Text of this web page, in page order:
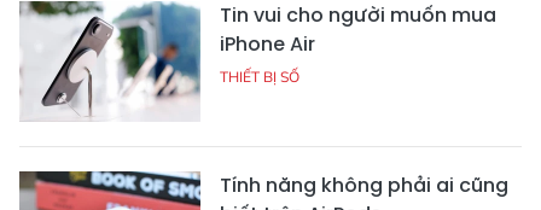
Tin vui cho người muốn mua
iPhone Air
THIẾT BỊ SỐ
Tính năng không phải ai cũng